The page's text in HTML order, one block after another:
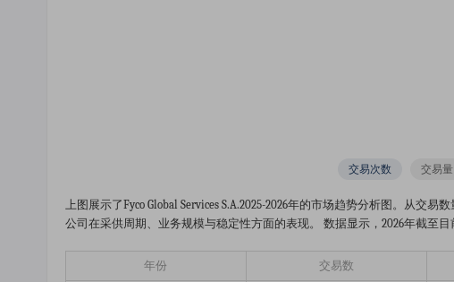
交易次数 交易量
上图展示了fyco Global Services S.a.2025-2026年的市场趋势分析图。从交
公司在采供周期、业务规模与稳定性方面的表现。 数据显示，2026年截至目
年份 交易数